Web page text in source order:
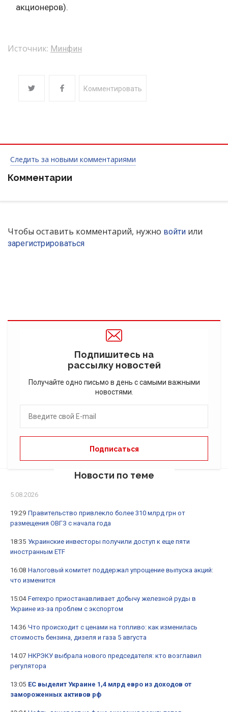
акционеров).
Источник: Минфин
Комментировать
Следить за новыми комментариями
Комментарии
Чтобы оставить комментарий, нужно войти или
зарегистрироваться
Подпишитесь на
рассылку новостей
Получайте одно письмо в день с самыми важными
новостями.
Новости по теме
5.08.2026
19:29 Правительство привлекло более 310 млрд грн от
размещения ОВГЗ с начала года
18:35 Украинские инвесторы получили доступ к еще пяти
иностранным ETF
16:08 Налоговый комитет поддержал упрощение выпуска акций:
что изменится
15:04 Ferrexpo приостанавливает добычу железной руды в
Украине из-за проблем с экспортом
14:36 Что происходит с ценами на топливо: как изменилась
стоимость бензина, дизеля и газа 5 августа
14:07 НКРЭКУ выбрала нового председателя: кто возглавил
регулятора
13:05 ЕС выделит Украине 1,4 млрд евро из доходов от
замороженных активов рф